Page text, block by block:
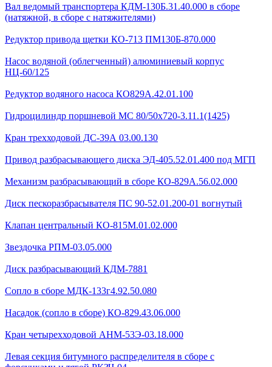
Вал ведомый транспортера КДМ-130Б.31.40.000 в сборе
(натяжной, в сборе с натяжителями)
Редуктор привода щетки КО-713 ПМ130Б-870.000
Насос водяной (облегченный) алюминиевый корпус
НЦ-60/125
Редуктор водяного насоса КО829А.42.01.100
Гидроцилиндр поршневой МС 80/50х720-3.11.1(1425)
Кран трехходовой ДС-39А 03.00.130
Привод разбрасывающего диска ЭД-405.52.01.400 под МГП
Механизм разбрасывающий в сборе КО-829А.56.02.000
Диск пескоразбрасывателя ПС 90-52.01.200-01 вогнутый
Клапан центральный КО-815М.01.02.000
Звездочка РПМ-03.05.000
Диск разбрасывающий КДМ-7881
Сопло в сборе МДК-133г4.92.50.080
Насадок (сопло в сборе) КО-829.43.06.000
Кран четырехходовой AHМ-53Э-03.18.000
Левая секция битумного распределителя в сборе с